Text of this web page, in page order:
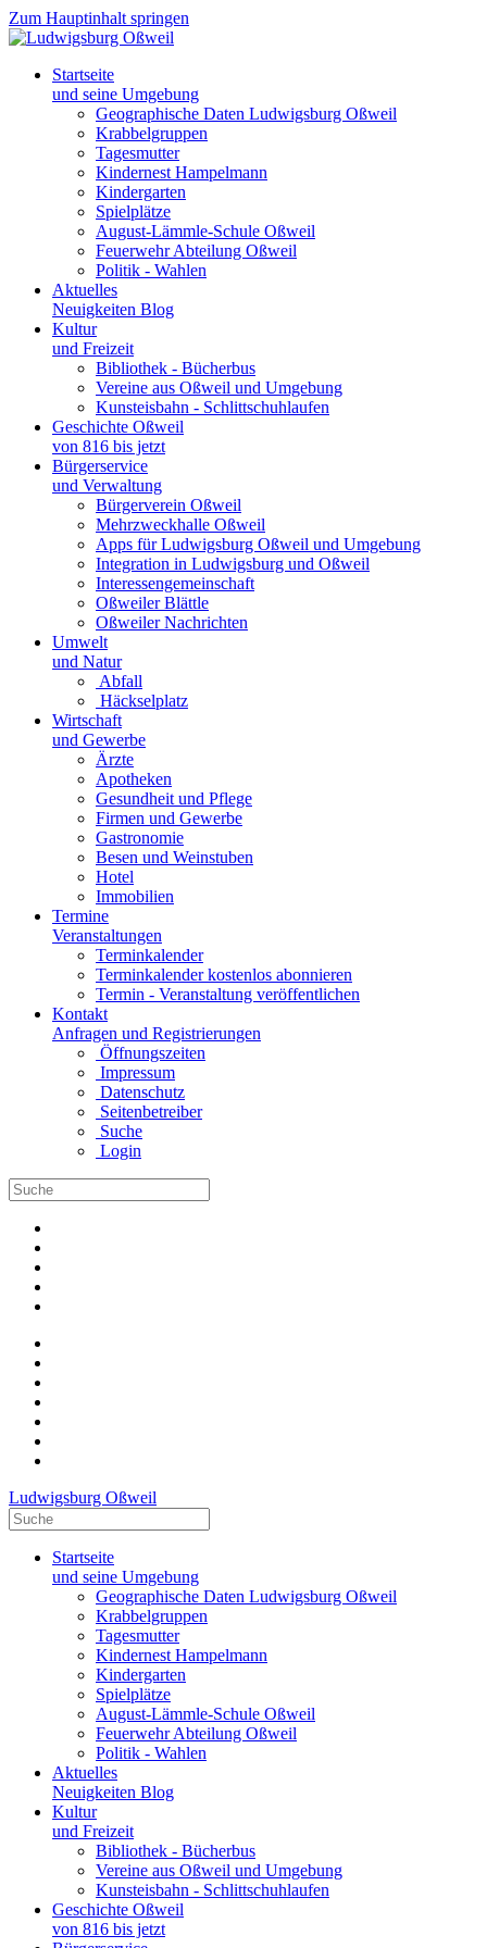
Zum Hauptinhalt springen
Startseite
und seine Umgebung
Geographische Daten Ludwigsburg Oßweil
Krabbelgruppen
Tagesmutter
Kindernest Hampelmann
Kindergarten
Spielplätze
August-Lämmle-Schule Oßweil
Feuerwehr Abteilung Oßweil
Politik - Wahlen
Aktuelles
Neuigkeiten Blog
Kultur
und Freizeit
Bibliothek - Bücherbus
Vereine aus Oßweil und Umgebung
Kunsteisbahn - Schlittschuhlaufen
Geschichte Oßweil
von 816 bis jetzt
Bürgerservice
und Verwaltung
Bürgerverein Oßweil
Mehrzweckhalle Oßweil
Apps für Ludwigsburg Oßweil und Umgebung
Integration in Ludwigsburg und Oßweil
Interessengemeinschaft
Oßweiler Blättle
Oßweiler Nachrichten
Umwelt
und Natur
Abfall
Häckselplatz
Wirtschaft
und Gewerbe
Ärzte
Apotheken
Gesundheit und Pflege
Firmen und Gewerbe
Gastronomie
Besen und Weinstuben
Hotel
Immobilien
Termine
Veranstaltungen
Terminkalender
Terminkalender kostenlos abonnieren
Termin - Veranstaltung veröffentlichen
Kontakt
Anfragen und Registrierungen
Öffnungszeiten
Impressum
Datenschutz
Seitenbetreiber
Suche
Login
Ludwigsburg Oßweil
Startseite
und seine Umgebung
Geographische Daten Ludwigsburg Oßweil
Krabbelgruppen
Tagesmutter
Kindernest Hampelmann
Kindergarten
Spielplätze
August-Lämmle-Schule Oßweil
Feuerwehr Abteilung Oßweil
Politik - Wahlen
Aktuelles
Neuigkeiten Blog
Kultur
und Freizeit
Bibliothek - Bücherbus
Vereine aus Oßweil und Umgebung
Kunsteisbahn - Schlittschuhlaufen
Geschichte Oßweil
von 816 bis jetzt